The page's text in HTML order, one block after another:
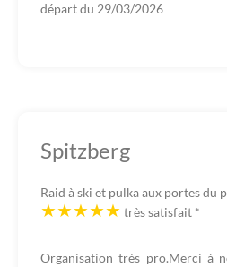
départ du 29/03/2026
Spitzberg
Raid à ski et pulka aux portes du
très satisfait *
Organisation très pro.Merci à